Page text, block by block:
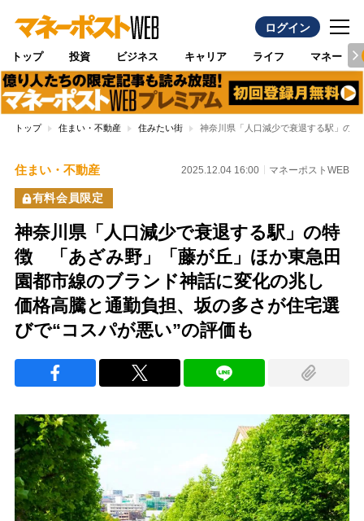
ログイン
トップ 投資 ビジネス キャリア ライフ マネー
トップ 住まい・不動産 住みたい街 神奈川県「人口減少で衰退する駅」の
住まい・不動産 2025.12.04 16:00 マネーポストWEB
有料会員限定
神奈川県「人口減少で衰退する駅」の特
徴 「あざみ野」「藤が丘」ほか東急田
園都市線のブランド神話に変化の兆し
価格高騰と通勤負担、坂の多さが住宅選
びで“コスパが悪い”の評価も